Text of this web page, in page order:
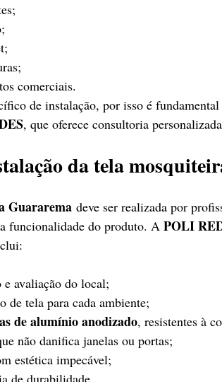
comerciais.
de instalação, por isso é
, que oferece consultoria
da tela
Guararema deve ser realizada por
funcionalidade do produto. A POLI
avaliação do local;
de tela para cada ambiente;
de alumínio anodizado, resistentes à
não danifica janelas ou portas;
estética impecável;
de durabilidade.